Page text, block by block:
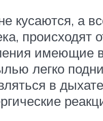
кусаются, а
имеющие
легко
в